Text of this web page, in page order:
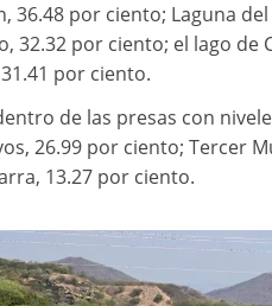
36.48 por ciento; Laguna
32.32 por ciento; el lago de
por ciento.
de las presas con
26.99 por ciento; Tercer
13.27 por ciento.